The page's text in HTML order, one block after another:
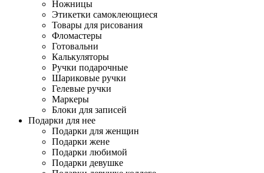
Ножницы
Этикетки самоклеющиеся
Товары для рисования
Фломастеры
Готовальни
Калькуляторы
Ручки подарочные
Шариковые ручки
Гелевые ручки
Маркеры
Блоки для записей
Подарки для нее
Подарки для женщин
Подарки жене
Подарки любимой
Подарки девушке